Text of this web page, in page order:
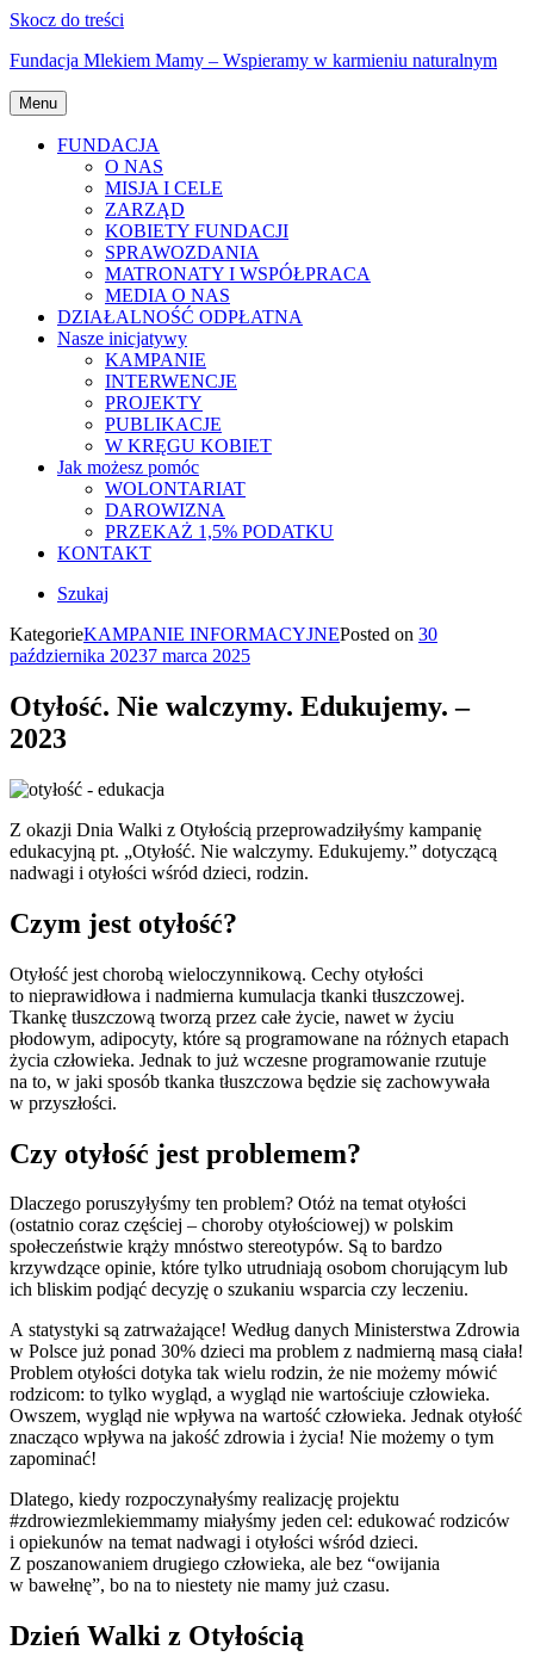
Skocz do treści
Fundacja Mlekiem Mamy – Wspieramy w karmieniu naturalnym
Menu
FUNDACJA
O NAS
MISJA I CELE
ZARZĄD
KOBIETY FUNDACJI
SPRAWOZDANIA
MATRONATY I WSPÓŁPRACA
MEDIA O NAS
DZIAŁALNOŚĆ ODPŁATNA
Nasze inicjatywy
KAMPANIE
INTERWENCJE
PROJEKTY
PUBLIKACJE
W KRĘGU KOBIET
Jak możesz pomóc
WOLONTARIAT
DAROWIZNA
PRZEKAŻ 1,5% PODATKU
KONTAKT
Szukaj
KategorieKAMPANIE INFORMACYJNEPosted on 30
października 20237 marca 2025
Otyłość. Nie walczymy. Edukujemy. –
2023
Z okazji Dnia Walki z Otyłością przeprowadziłyśmy kampanię
edukacyjną pt. „Otyłość. Nie walczymy. Edukujemy.” dotyczącą
nadwagi i otyłości wśród dzieci, rodzin.
Czym jest otyłość?
Otyłość jest chorobą wieloczynnikową. Cechy otyłości
to nieprawidłowa i nadmierna kumulacja tkanki tłuszczowej.
Tkankę tłuszczową tworzą przez całe życie, nawet w życiu
płodowym, adipocyty, które są programowane na różnych etapach
życia człowieka. Jednak to już wczesne programowanie rzutuje
na to, w jaki sposób tkanka tłuszczowa będzie się zachowywała
w przyszłości.
Czy otyłość jest problemem?
Dlaczego poruszyłyśmy ten problem? Otóż na temat otyłości
(ostatnio coraz częściej – choroby otyłościowej) w polskim
społeczeństwie krąży mnóstwo stereotypów. Są to bardzo
krzywdzące opinie, które tylko utrudniają osobom chorującym lub
ich bliskim podjąć decyzję o szukaniu wsparcia czy leczeniu.
A statystyki są zatrważające! Według danych Ministerstwa Zdrowia
w Polsce już ponad 30% dzieci ma problem z nadmierną masą ciała!
Problem otyłości dotyka tak wielu rodzin, że nie możemy mówić
rodzicom: to tylko wygląd, a wygląd nie wartościuje człowieka.
Owszem, wygląd nie wpływa na wartość człowieka. Jednak otyłość
znacząco wpływa na jakość zdrowia i życia! Nie możemy o tym
zapominać!
Dlatego, kiedy rozpoczynałyśmy realizację projektu
#zdrowiezmlekiemmamy miałyśmy jeden cel: edukować rodziców
i opiekunów na temat nadwagi i otyłości wśród dzieci.
Z poszanowaniem drugiego człowieka, ale bez “owijania
w bawełnę”, bo na to niestety nie mamy już czasu.
Dzień Walki z Otyłością